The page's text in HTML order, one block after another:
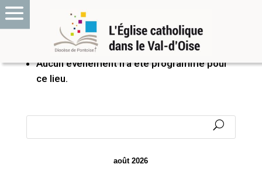
PROCHAINS ÉVÉNEMENTS
Aucun événement n’a été programmé pour
ce lieu.
août 2026